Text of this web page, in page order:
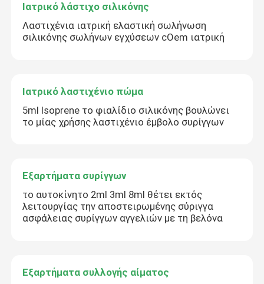
Ιατρικό λάστιχο σιλικόνης
Λαστιχένια ιατρική ελαστική σωλήνωση
σιλικόνης σωλήνων εγχύσεων cOem ιατρική
Ιατρικό λαστιχένιο πώμα
5ml Isoprene το φιαλίδιο σιλικόνης βουλώνει
το μίας χρήσης λαστιχένιο έμβολο συρίγγων
Εξαρτήματα συρίγγων
το αυτοκίνητο 2ml 3ml 8ml θέτει εκτός
λειτουργίας την αποστειρωμένης σύριγγα
ασφάλειας συρίγγων αγγελιών με τη βελόνα
Εξαρτήματα συλλογής αίματος